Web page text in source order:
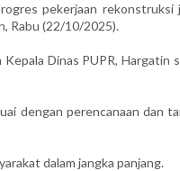
pekerjaan rekonstruksi
Rabu (22/10/2025).
Dinas PUPR, Hargatin
dengan perencanaan dan
dalam jangka panjang.